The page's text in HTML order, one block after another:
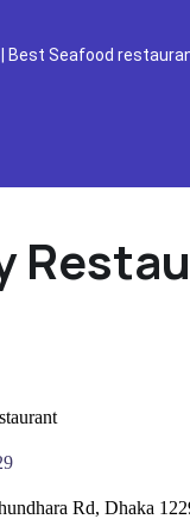
Best Seafood
Rd, Dhaka